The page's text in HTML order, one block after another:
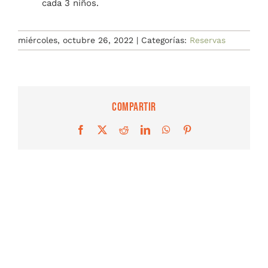
cada 3 niños.
miércoles, octubre 26, 2022 | Categorías: Reservas
Compartir
Facebook RedditLinkedInWhatsApp